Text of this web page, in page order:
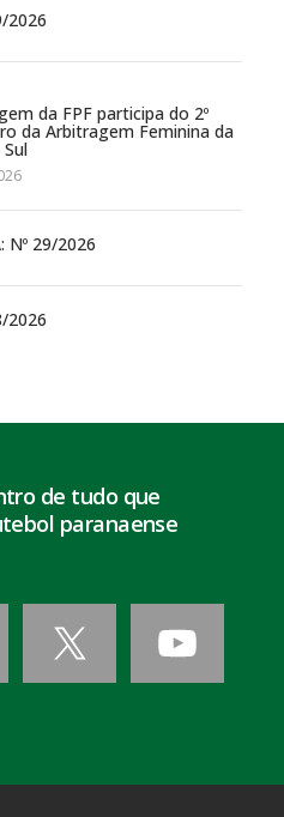
2026
da FPF participa do 2º
da Arbitragem Feminina da
Nº 29/2026
2026
de tudo que
paranaense